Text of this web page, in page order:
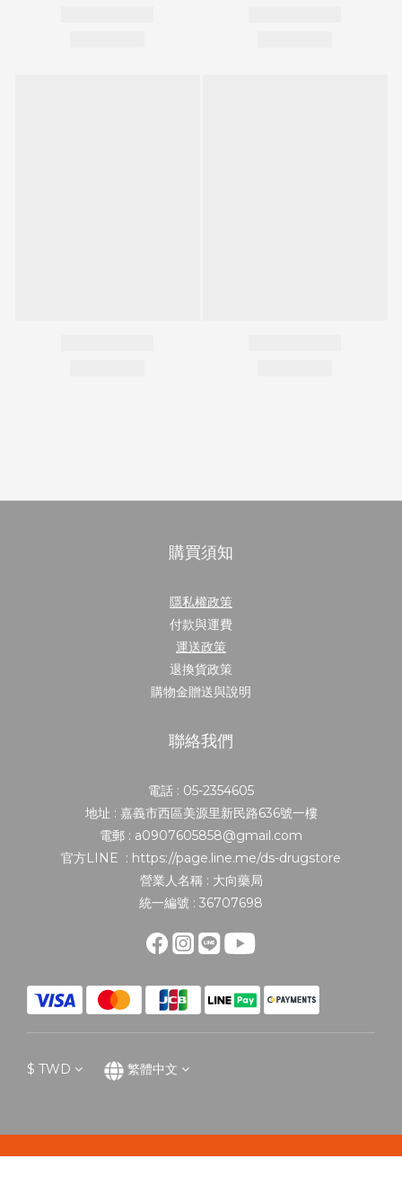
購買須知
隱私權政策
付款與運費
運送政策
退換貨政策
購物金贈送與說明
聯絡我們
電話 : 05-2354605
地址 : 嘉義市西區美源里新民路636號一樓
電郵 : a0907605858@gmail.com
官方LINE : https://page.line.me/ds-drugstore
營業人名稱 : 大向藥局
統一編號 : 36707698
$ TWD 繁體中文